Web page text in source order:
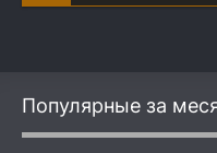
Популярные за